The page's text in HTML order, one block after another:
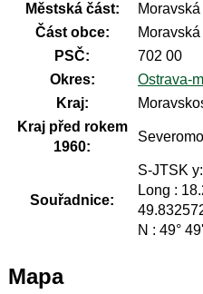
Městská část:
Část obce:
PSČ:
702 00
Okres:
Ostrava-
Kraj:
Kraj před rokem
1960:
Souřadnice:
S-JTSK
Long :
N : 49°
Mapa